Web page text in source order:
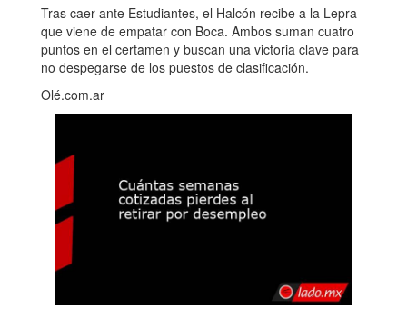
Tras caer ante Estudiantes, el Halcón recibe a la Lepra
que viene de empatar con Boca. Ambos suman cuatro
puntos en el certamen y buscan una victoria clave para
no despegarse de los puestos de clasificación.
Olé.com.ar